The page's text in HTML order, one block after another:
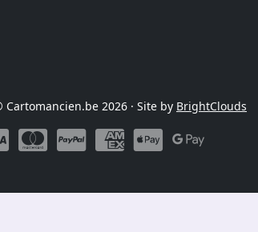
2026 · Site by BrightClouds